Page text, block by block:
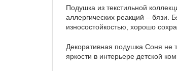
Подушка из текстильной
аллергических реакций – бязи.
износостойкостью, хорошо
Декоративная подушка Соня не
яркости в интерьере детской